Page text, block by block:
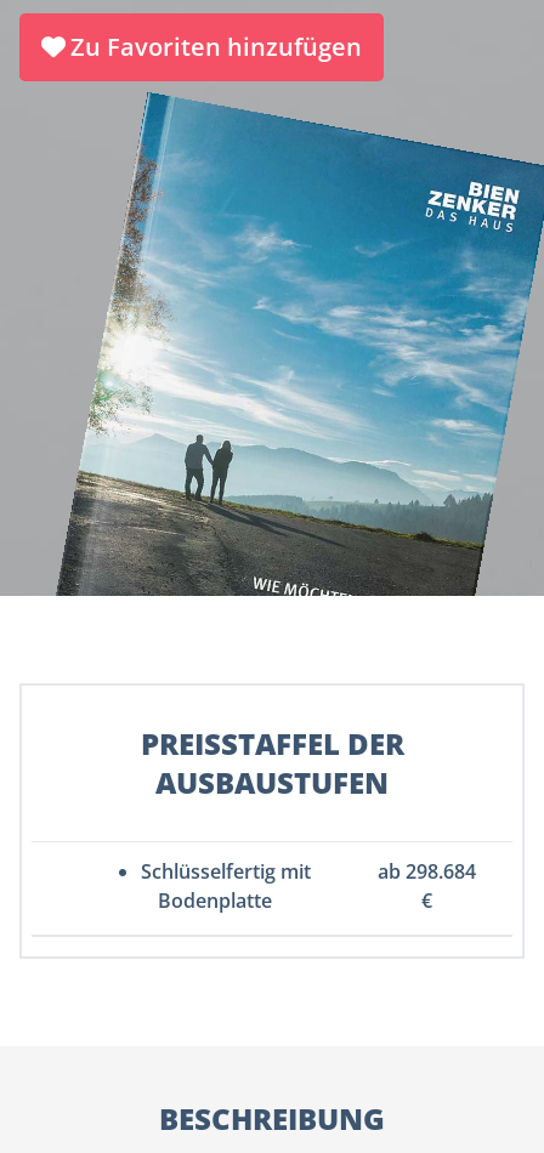
Zu Favoriten hinzufügen
PREISSTAFFEL DER
AUSBAUSTUFEN
Schlüsselfertig mit
Bodenplatte
ab 298.684
€
BESCHREIBUNG